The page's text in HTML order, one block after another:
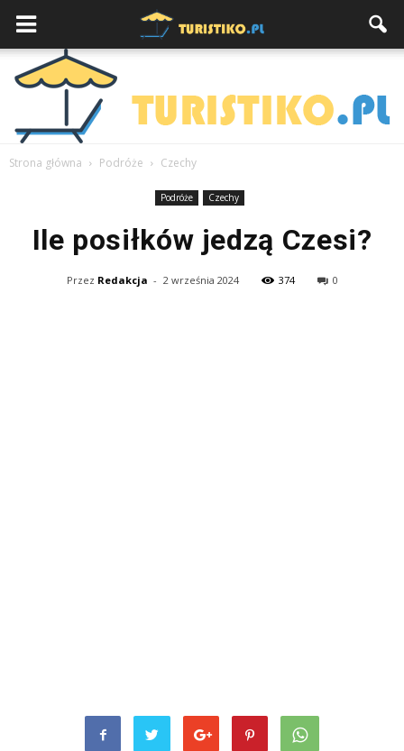
Strona główna Podróże Czechy
Podróże Czechy
Ile posiłków jedzą Czesi?
Przez Redakcja - 2 września 2024 374 0